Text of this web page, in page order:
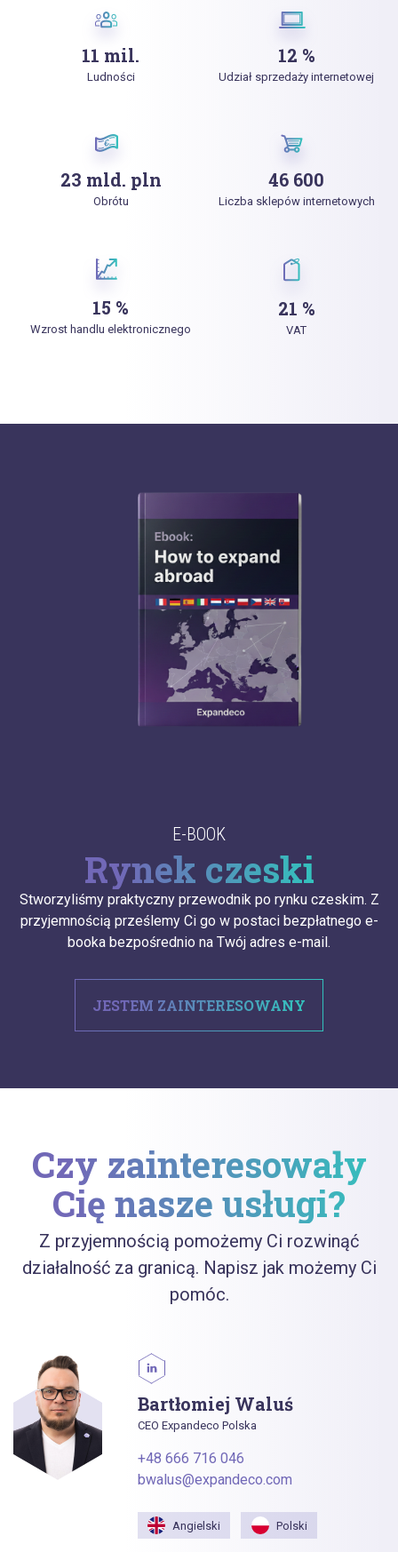
11 mil.
Ludności
12 %
Udział sprzedaży internetowej
23 mld. pln
Obrótu
46 600
Liczba sklepów internetowych
15 %
Wzrost handlu elektronicznego
21 %
VAT
E-BOOK
Rynek czeski
Stworzyliśmy praktyczny przewodnik po rynku czeskim. Z
przyjemnością prześlemy Ci go w postaci bezpłatnego e-
booka bezpośrednio na Twój adres e-mail.
JESTEM ZAINTERESOWANY
Czy zainteresowały
Cię nasze usługi?
Z przyjemnością pomożemy Ci rozwinąć
działalność za granicą. Napisz jak możemy Ci
pomóc.
Bartłomiej Waluś
CEO Expandeco Polska
+48 666 716 046
bwalus@expandeco.com
Angielski Polski